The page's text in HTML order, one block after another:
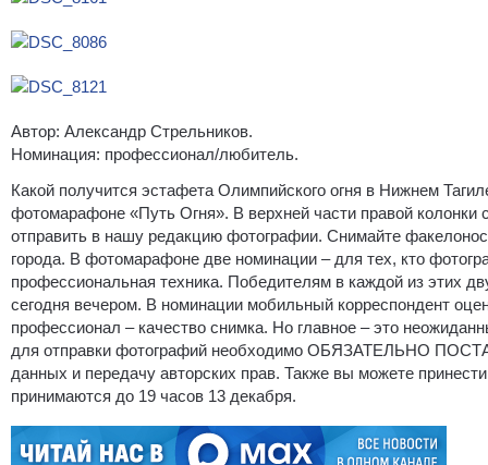
Автор: Александр Стрельников.
Номинация: профессионал/любитель.
Какой получится эстафета Олимпийского огня в Нижнем
фотомарафоне «Путь Огня». В верхней части правой колонки
отправить в нашу редакцию фотографии. Снимайте
города. В фотомарафоне две номинации – для тех, кто
профессиональная техника. Победителям в каждой из этих
сегодня вечером. В номинации мобильный корреспондент
профессионал – качество снимка. Но главное – это
для отправки фотографий необходимо ОБЯЗАТЕЛЬНО
данных и передачу авторских прав. Также вы можете
принимаются до 19 часов 13 декабря.